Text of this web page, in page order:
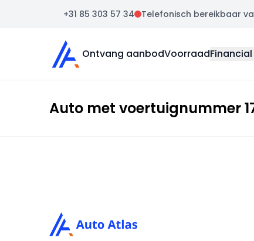
+31 85 303 57 34 Telefonisch bereikbaar
Auto Atlas
Ontvang aanbodVoorraad
Auto met voertuignummer